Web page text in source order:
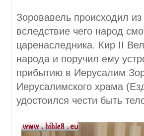
Зоровавель происходил
вследствие чего народ
царенаследника. Кир II
народа и поручил ему
прибытию в Иерусалим
Иерусалимского храма
удостоился чести быть